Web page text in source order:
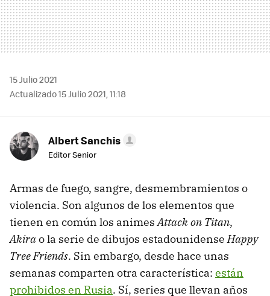
15 Julio 2021
Actualizado 15 Julio 2021, 11:18
Albert Sanchis
Editor Senior
Armas de fuego, sangre, desmembramientos o
violencia. Son algunos de los elementos que
tienen en común los animesAttack on Titan,
Akirao la serie de dibujos estadounidenseHappy
Tree Friends. Sin embargo, desde hace unas
semanas comparten otra característica: están
prohibidos en Rusia. Sí, series que llevan años